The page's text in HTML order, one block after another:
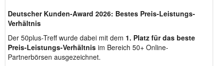
Deutscher Kunden-Award 2026: Bestes Preis-Leistungs-
Verhältnis
Der 50plus-Treff wurde dabei mit dem 1. Platz für das beste
Preis-Leistungs-Verhältnis im Bereich 50+ Online-
Partnerbörsen ausgezeichnet.